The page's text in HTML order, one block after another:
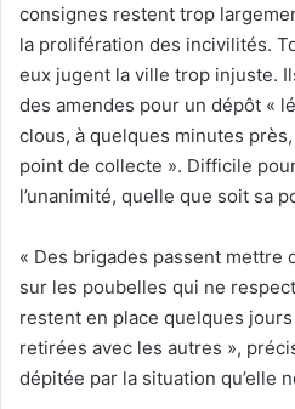
consignes restent trop
la prolifération des incivilités.
eux jugent la ville trop injuste.
des amendes pour un dépôt «
clous, à quelques minutes
point de collecte ». Difficile
l’unanimité, quelle que soit sa
« Des brigades passent mettre
sur les poubelles qui ne
restent en place quelques
retirées avec les autres »,
dépitée par la situation qu’elle